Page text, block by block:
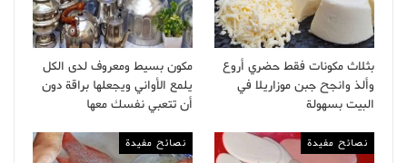
بثلاث مكونات فقط حضري أروع
وألذ وانجح جبن موزاريلا في
البيت بسهولة
مكون بسيط ومعروف لدى الكل
يلمع الأواني ويجعلها براقة دون
أن تتعبي نفسك معها
نصائح مفيدة نصائح مفيدة